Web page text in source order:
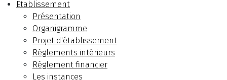
Etablissement
Présentation
Organigramme
Projet d'établissement
Réglements intérieurs
Réglement financier
Les instances